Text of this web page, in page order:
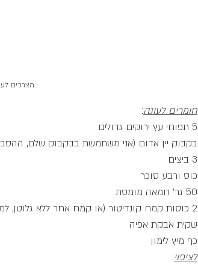
מצרכים
חומרים לעוגה:
5 תפוחי עץ ירוקים גדולים
בקבוק יין אדום (אני משתמשת בבקבוק שלם,
3 ביצים
כוס ורבע סוכר
50 גר' חמאה מומסת
2 כוסות קמח קונדיטור (או קמח אחר ללא גלוטן, למרות שהמסובסד במקרה הזה בהחלט מספיק)
שקית אבקת אפיה
כף מיץ לימון
לציפוי: